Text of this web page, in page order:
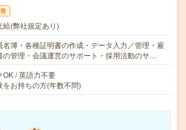
給(弊社規定あり)
名簿・各種証明書の作成・データ入力／管理・雇
の管理・会議運営のサポート・採用活動のサ…
OK / 英語力不要
をお持ちの方(年数不問)